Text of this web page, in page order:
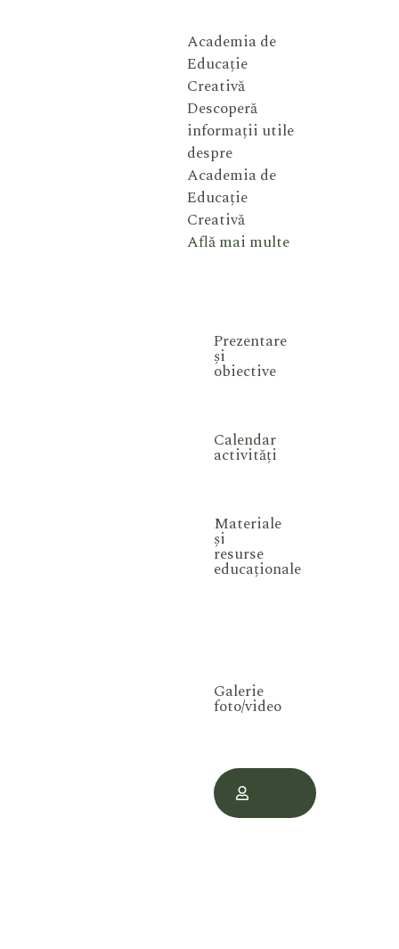
Academia de
Educație
Creativă
Descoperă
informații utile
despre
Academia de
Educație
Creativă
Află mai multe
Prezentare
și
obiective
Calendar
activități
Materiale
și
resurse
educaționale
Galerie
foto/video